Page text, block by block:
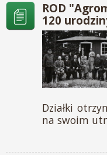
ROD
120
Działki
na swoim